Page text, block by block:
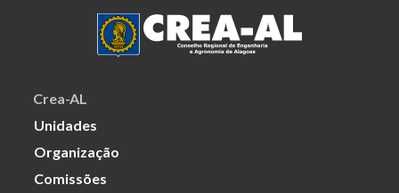
Crea-AL
Unidades
Organização
Comissões